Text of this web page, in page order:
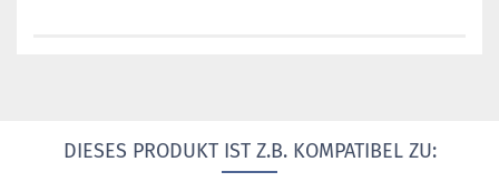
DIESES PRODUKT IST Z.B. KOMPATIBEL ZU: